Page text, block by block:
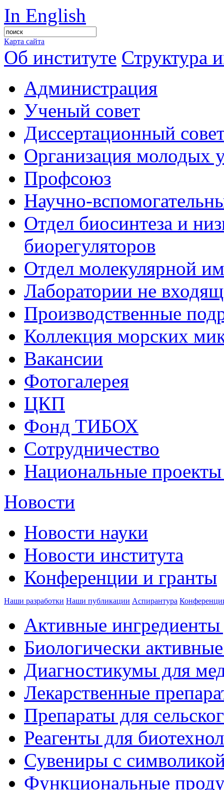
In English
Карта сайта
Об институте Структура
Администрация
Ученый совет
Диссертационный
Организация молодых
Профсоюз
Научно-
Отдел биосинтеза и
биорегуляторов
Отдел молекулярной
Лаборатории не
Производственные
Коллекция морских
Вакансии
Фотогалерея
ЦКП
Фонд ТИБОХ
Сотрудничество
Национальные
Новости
Новости науки
Новости института
Конференции и гранты
Наши разработки Наши публикации Аспирантура
Активные
Биологически
Диагностикумы для
Лекарственные
Препараты для
Реагенты для
Сувениры с
Функциональные